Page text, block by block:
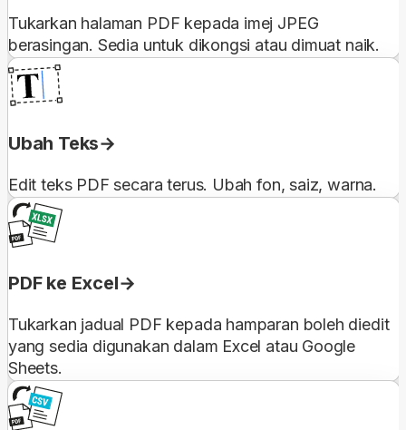
Tukarkan halaman PDF kepada imej JPEG
berasingan. Sedia untuk dikongsi atau dimuat naik.
Ubah Teks
Edit teks PDF secara terus. Ubah fon, saiz, warna.
PDF ke Excel
Tukarkan jadual PDF kepada hamparan boleh diedit
yang sedia digunakan dalam Excel atau Google
Sheets.